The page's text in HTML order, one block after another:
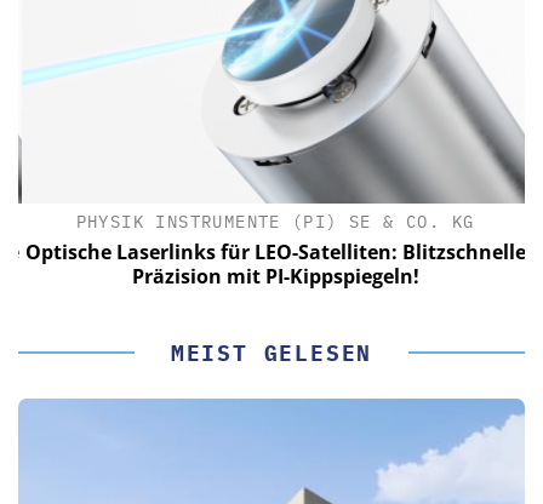
PHYSIK INSTRUMENTE (PI) SE & CO. KG
Optische Laserlinks für LEO-Satelliten: Blitzschnelle
Präzision mit PI-Kippspiegeln!
MEIST GELESEN